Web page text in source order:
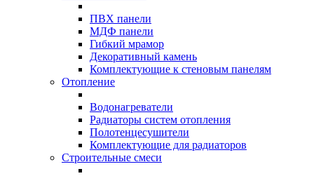
ПВХ панели
МДФ панели
Гибкий мрамор
Декоративный камень
Комплектующие к стеновым панелям
Отопление
Водонагреватели
Радиаторы систем отопления
Полотенцесушители
Комплектующие для радиаторов
Строительные смеси